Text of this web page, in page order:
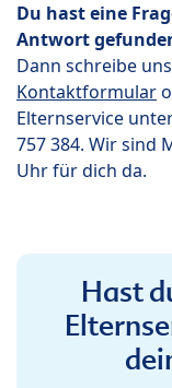
Du hast eine
Antwort
Dann schreibe
Kontaktformular
Elternservice
757 384. Wir sind
Uhr für dich da.
Hast